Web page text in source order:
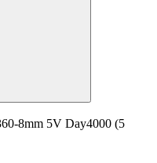
8mm 5V Day4000 (5